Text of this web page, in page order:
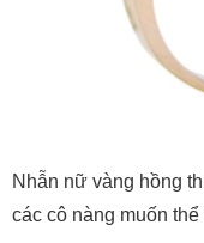
Nhẫn nữ vàng hồng
các cô nàng muốn